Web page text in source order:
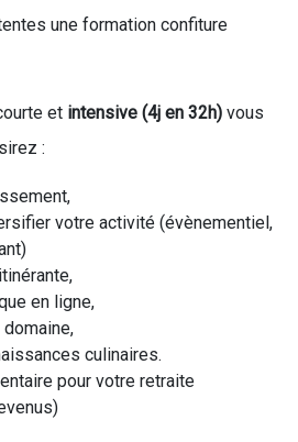
une formation confiture
et intensive (4j en 32h) vous
:
votre activité (évènementiel,
en ligne,
culinaires.
pour votre retraite